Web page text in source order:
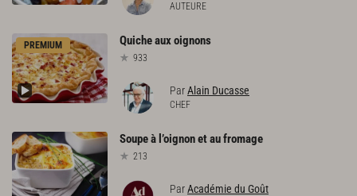
AUTEURE
PREMIUM Quicheauxoignons
933
ParAlain Ducasse
CHEF
Soupeà l’oignonetaufromage
213
ParAcadémie du Goût